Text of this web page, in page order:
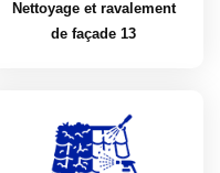
Nettoyage et ravalement
de façade 13